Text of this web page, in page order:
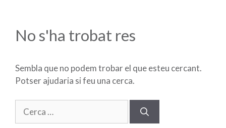
No s'ha trobat res
Sembla que no podem trobar el que esteu cercant.
Potser ajudaria si feu una cerca.